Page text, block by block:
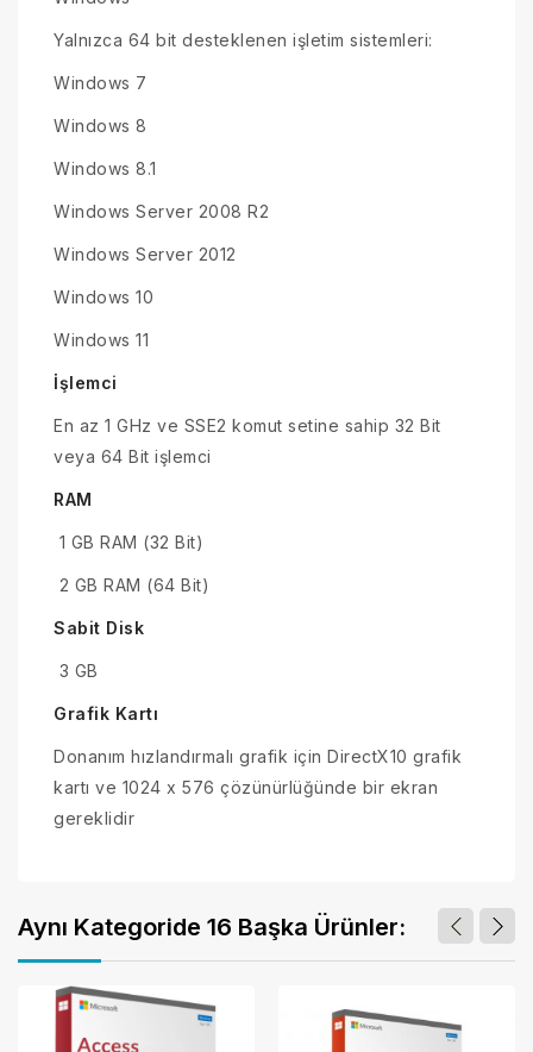
Yalnızca 64 bit desteklenen işletim sistemleri:
Windows 7
Windows 8
Windows 8.1
Windows Server 2008 R2
Windows Server 2012
Windows 10
Windows 11
İşlemci
En az 1 GHz ve SSE2 komut setine sahip 32 Bit
veya 64 Bit işlemci
RAM
1 GB RAM (32 Bit)
2 GB RAM (64 Bit)
Sabit Disk
3 GB
Grafik Kartı
Donanım hızlandırmalı grafik için DirectX10 grafik
kartı ve 1024 x 576 çözünürlüğünde bir ekran
gereklidir
Aynı Kategoride 16 Başka Ürünler: